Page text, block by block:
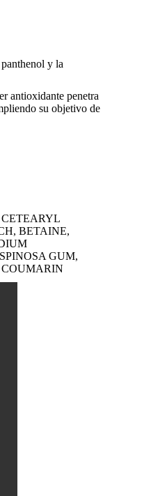
y la
antioxidante penetra
su objetivo de
BETAINE,
GUM,